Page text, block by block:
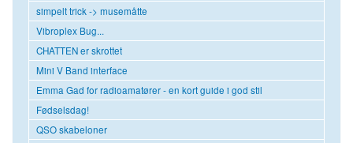
simpelt trick -> musemåtte
Vibroplex Bug...
CHATTEN er skrottet
Mini V Band interface
Emma Gad for radioamatører - en kort guide i god stil
Fødselsdag!
QSO skabeloner